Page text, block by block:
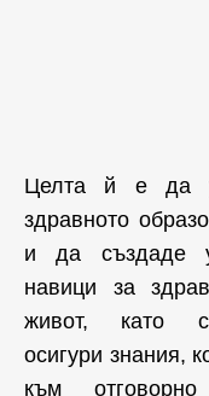
Целта й е да
здравното
и да създаде
навици за
живот, като
осигури знания,
към